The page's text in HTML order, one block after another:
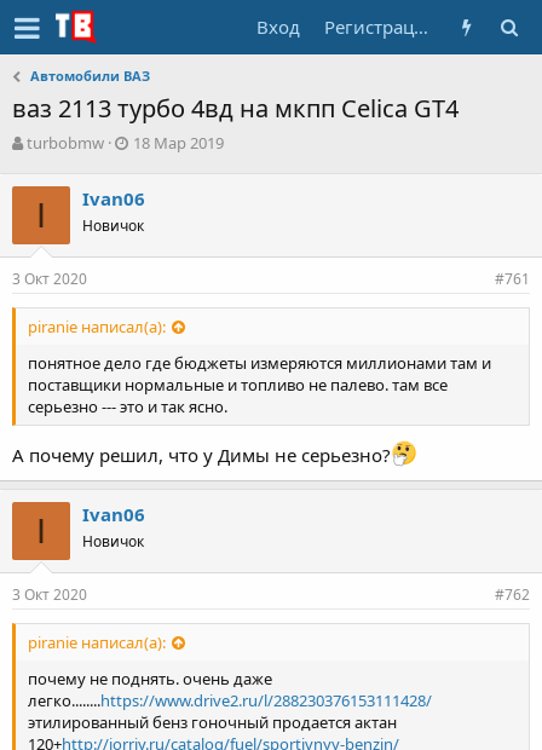
Вход Регистрация
Автомобили ВАЗ
ваз 2113 турбо 4вд на мкпп Celica GT4
А
т
т
е
ы
turbobmw
Д
а
н
л
а
18 Мар 2019
I Ivan06
Новичок
3 Окт 2020 #761
piranie написал(а):
понятное дело где бюджеты измеряются миллионами там и
поставщики нормальные и топливо не палево. там все
серьезно --- это и так ясно.
А почему решил, что у Димы не серьезно?
I Ivan06
Новичок
3 Окт 2020 #762
piranie написал(а):
почему не поднять. очень даже
легко........https://www.drive2.ru/l/288230376153111428/
этилированный бенз гоночный продается актан
120+http://jorriy.ru/catalog/fuel/sportivnyy-benzin/